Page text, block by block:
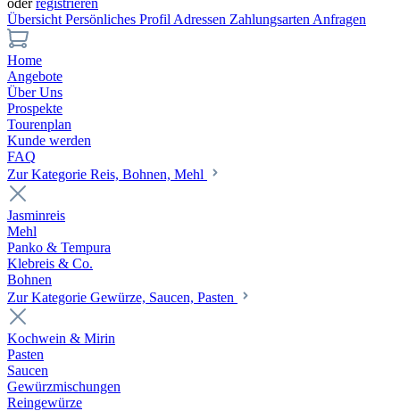
oderregistrieren
Übersicht Persönliches Profil Adressen Zahlungsarten Anfragen
Home
Angebote
Über Uns
Prospekte
Tourenplan
Kunde werden
FAQ
Zur Kategorie Reis, Bohnen, Mehl
Jasminreis
Mehl
Panko & Tempura
Klebreis & Co.
Bohnen
Zur Kategorie Gewürze, Saucen, Pasten
Kochwein & Mirin
Pasten
Saucen
Gewürzmischungen
Reingewürze